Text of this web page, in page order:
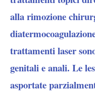
alla rimozione
trattamenti laser
genitali e anali. Le
asportate